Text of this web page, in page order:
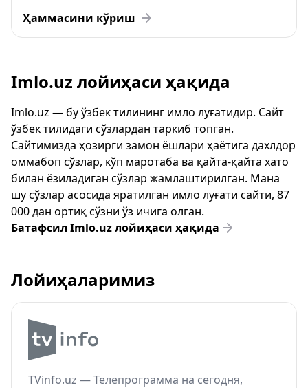
Ҳаммасини кўриш
Imlo.uz лойиҳаси ҳақида
Imlo.uz — бу ўзбек тилининг имло луғатидир. Сайт
ўзбек тилидаги сўзлардан таркиб топган.
Сайтимизда ҳозирги замон ёшлари ҳаётига дахлдор
оммабоп сўзлар, кўп маротаба ва қайта-қайта хато
билан ёзиладиган сўзлар жамлаштирилган. Мана
шу сўзлар асосида яратилган имло луғати сайти, 87
000 дан ортиқ сўзни ўз ичига олган.
Батафсил Imlo.uz лойиҳаси ҳақида
Лойиҳаларимиз
TVinfo.uz — Телепрограмма на сегодня,